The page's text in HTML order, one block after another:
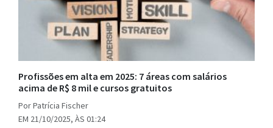
Profissões em alta em 2025: 7 áreas com salários
acima de R$ 8 mil e cursos gratuitos
Por Patrícia Fischer
EM 21/10/2025, ÀS 01:24